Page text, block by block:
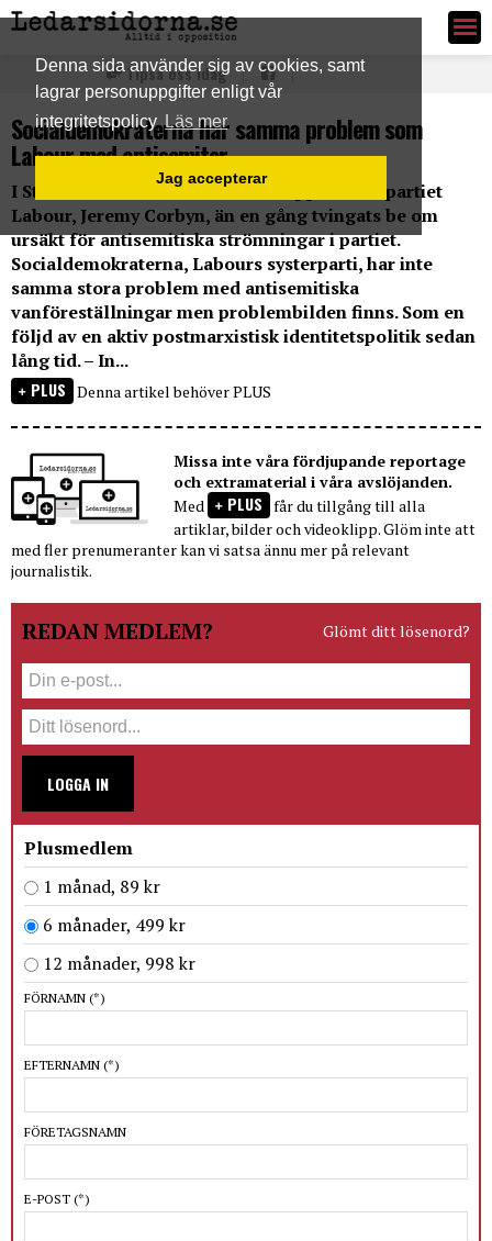
Denna sida använder sig av cookies, samt
lagrar personuppgifter enligt vår
integritetspolicyLäs mer
Jag accepterar
Ledarsidorna.se
Tipsa oss idag
Socialdemokraterna har samma problem som
Labour med antisemiter
I Storbritannien har ledaren för oppositionspartiet
Labour, Jeremy Corbyn, än en gång tvingats be om
ursäkt för antisemitiska strömningar i partiet.
Socialdemokraterna, Labours systerparti, har inte
samma stora problem med antisemitiska
vanföreställningar men problembilden finns. Som en
följd av en aktiv postmarxistisk identitetspolitik sedan
lång tid. – In...
PLUS Denna artikel behöver PLUS
Missa inte våra fördjupande reportage
och extramaterial i våra avslöjanden.
Med
PLUS får du tillgång till alla
artiklar, bilder och videoklipp. Glöm inte att
med fler prenumeranter kan vi satsa ännu mer på relevant
journalistik.
REDAN MEDLEM? Glömt ditt lösenord?
LOGGA IN
Plusmedlem
1 månad, 89 kr
6 månader, 499 kr
12 månader, 998 kr
FÖRNAMN (*)
EFTERNAMN (*)
FÖRETAGSNAMN
E-POST (*)